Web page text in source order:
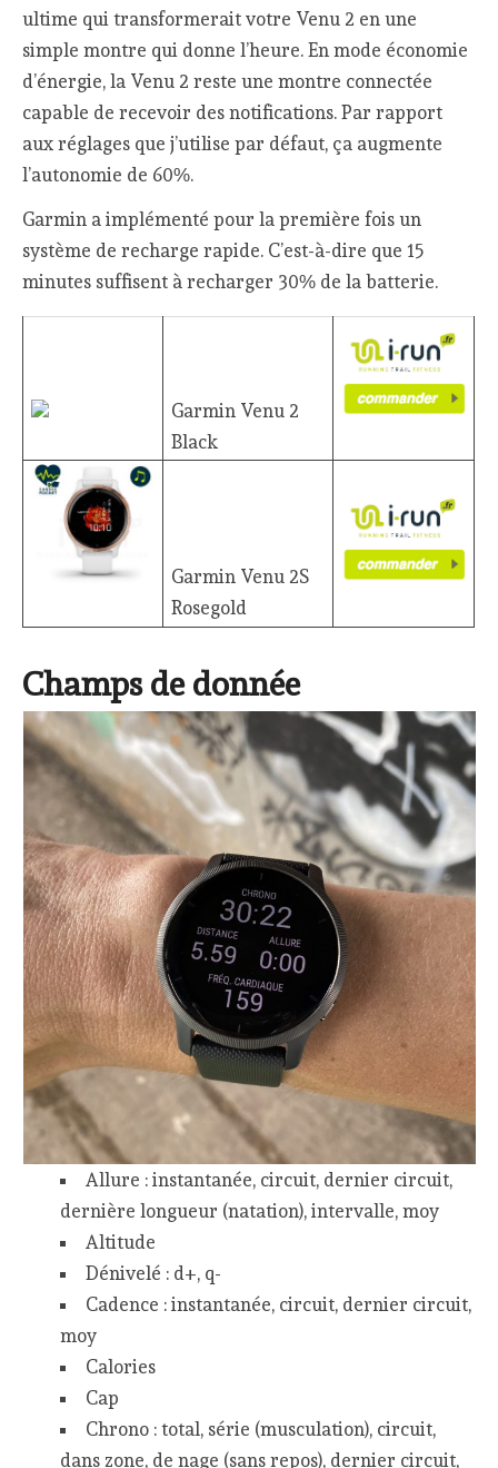
ultime qui transformerait votre Venu 2 en une
simple montre qui donne l’heure. En mode économie
d’énergie, la Venu 2 reste une montre connectée
capable de recevoir des notifications. Par rapport
aux réglages que j’utilise par défaut, ça augmente
l’autonomie de 60%.
Garmin a implémenté pour la première fois un
système de recharge rapide. C’est-à-dire que 15
minutes suffisent à recharger 30% de la batterie.
Garmin Venu 2
Black
Garmin Venu 2S
Rosegold
Champs de donnée
Allure : instantanée, circuit, dernier circuit,
dernière longueur (natation), intervalle, moy
Altitude
Dénivelé : d+, q-
Cadence : instantanée, circuit, dernier circuit,
moy
Calories
Cap
Chrono : total, série (musculation), circuit,
dans zone, de nage (sans repos), dernier circuit,